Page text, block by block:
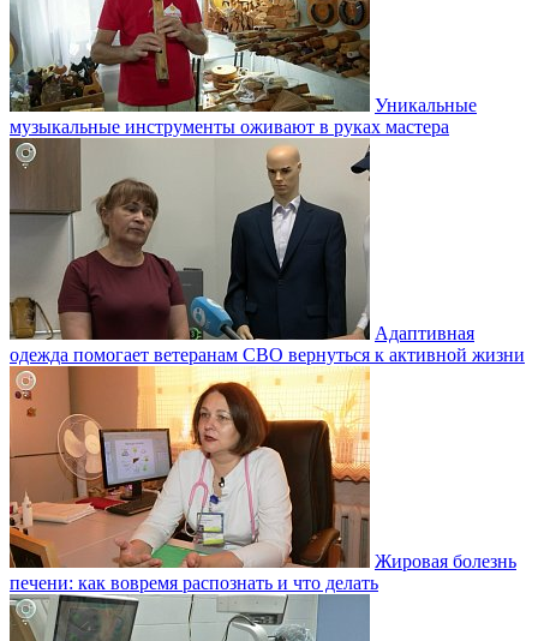
Уникальные
музыкальные инструменты оживают в руках мастера
Адаптивная
одежда помогает ветеранам СВО вернуться к активной жизни
Жировая болезнь
печени: как вовремя распознать и что делать